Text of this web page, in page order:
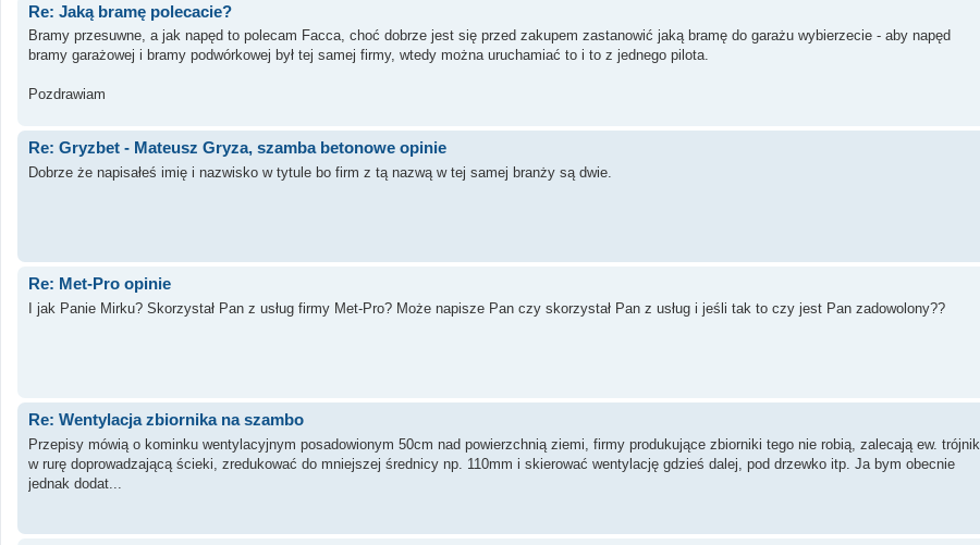
Re: Jaką bramę polecacie?
Bramy przesuwne, a jak napęd to polecam Facca, choć dobrze jest się przed zakupem zastanowić jaką bramę do garażu wybierzecie - aby napęd
bramy garażowej i bramy podwórkowej był tej samej firmy, wtedy można uruchamiać to i to z jednego pilota.
Pozdrawiam
Re: Gryzbet - Mateusz Gryza, szamba betonowe opinie
Dobrze że napisałeś imię i nazwisko w tytule bo firm z tą nazwą w tej samej branży są dwie.
Re: Met-Pro opinie
I jak Panie Mirku? Skorzystał Pan z usług firmy Met-Pro? Może napisze Pan czy skorzystał Pan z usług i jeśli tak to czy jest Pan zadowolony??
Re: Wentylacja zbiornika na szambo
Przepisy mówią o kominku wentylacyjnym posadowionym 50cm nad powierzchnią ziemi, firmy produkujące zbiorniki tego nie robią, zalecają ew. trójnik
w rurę doprowadzającą ścieki, zredukować do mniejszej średnicy np. 110mm i skierować wentylację gdzieś dalej, pod drzewko itp. Ja bym obecnie
jednak dodat...